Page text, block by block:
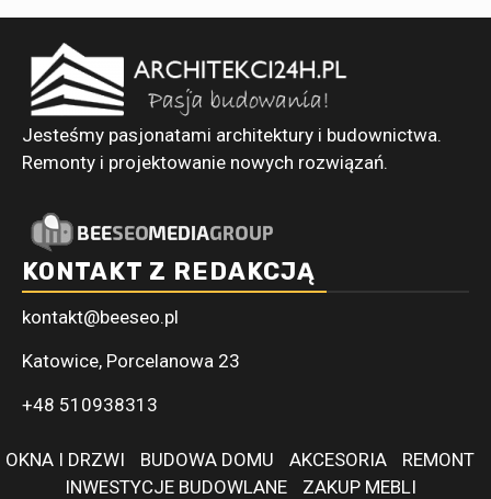
Jesteśmy pasjonatami architektury i budownictwa.
Remonty i projektowanie nowych rozwiązań.
KONTAKT Z REDAKCJĄ
kontakt@beeseo.pl
Katowice, Porcelanowa 23
+48 510938313
OKNA I DRZWI BUDOWA DOMU AKCESORIA
REMONT
INWESTYCJE BUDOWLANE
ZAKUP MEBLI